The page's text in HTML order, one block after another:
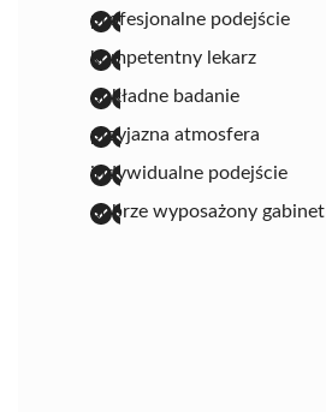
profesjonalne podejście
kompetentny lekarz
dokładne badanie
przyjazna atmosfera
indywidualne podejście
dobrze wyposażony gabinet